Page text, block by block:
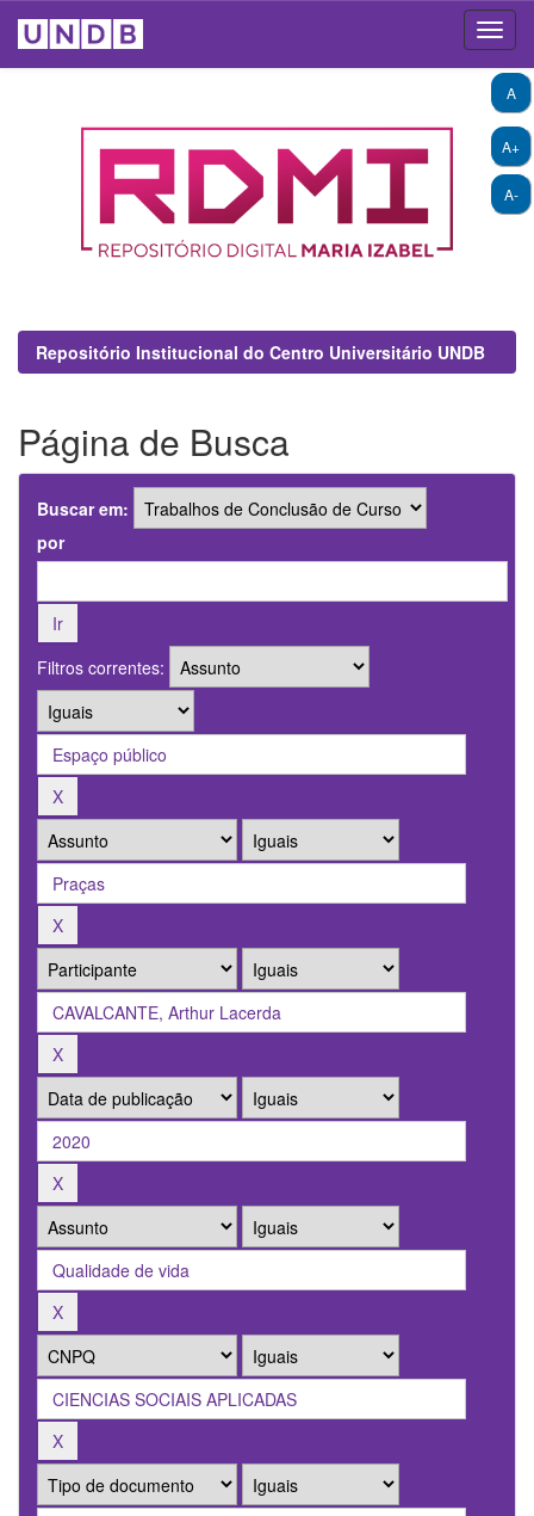
A+
A-
A
Repositório Institucional do Centro Universitário UNDB
Página de Busca
Buscar em:
por
Filtros correntes: